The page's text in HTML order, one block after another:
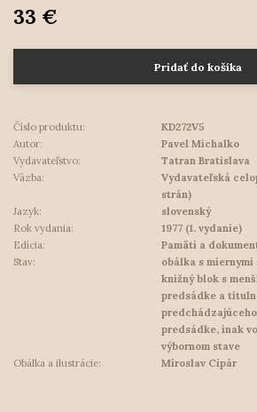
33 €
Pridať do košíka
Číslo produktu:
KD272V5
Autor:
Pavel Michalko
Vydavateľstvo:
Tatran Bratislava
Väzba:
Vydavateľská
strán)
Jazyk:
slovenský
Rok vydania:
1977 (1. vydanie)
Edícia:
Pamäti a
Stav:
obálka s
knižný blok s
predsádke a
predsádke, inak
výbornom stave
Obálka a ilustrácie:
Miroslav Cipár